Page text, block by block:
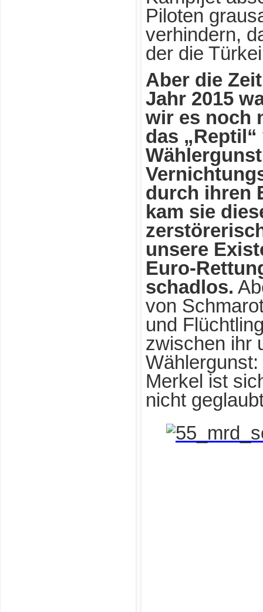
Piloten
verhindern,
der die
Aber die
Jahr 2015
wir es noch
das
durch ihren
kam sie
unsere
Euro-
schadlos.
von
und
zwischen ihr
Merkel ist
nicht